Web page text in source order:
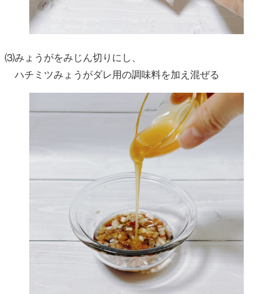
⑶みょうがをみじん切りにし、
ハチミツみょうがダレ用の調味料を加え混ぜる